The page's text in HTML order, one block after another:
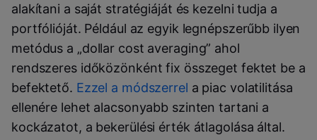
alakítani a saját stratégiáját és kezelni tudja a
portfólióját. Például az egyik legnépszerűbb ilyen
metódus a „dollar cost averaging” ahol
rendszeres időközönként fix összeget fektet be a
befektető. Ezzel a módszerrel a piac volatilitása
ellenére lehet alacsonyabb szinten tartani a
kockázatot, a bekerülési érték átlagolása által.